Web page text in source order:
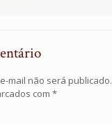
mail não será publicado.
com *